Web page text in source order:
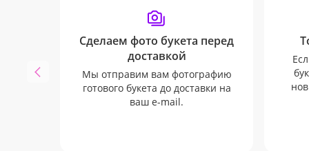
Сделаем фото букета перед
доставкой
Мы отправим вам фотографию
готового букета до доставки на
ваш e-mail.